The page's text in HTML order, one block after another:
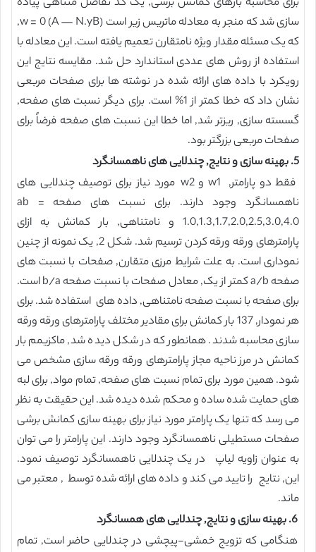
سازی شد که منجر به معادله ماتریس زیر است (A — N.yB) w = 0,
که یک مسئله مقدار ویژه نامتقارن تعمیم یافته است. این معادله با
استفاده از روش های عددی استاندارد حل شد. مقایسه نتایج این
رویکرد با داده های ارائه شده در نوشته ها برای صفحات مربعی
نشان داد که خطا کمتر از 1% است. برای دیگر نسبت های صفحه,
گسسته سازی, ریزتر شد, اما خطا این نسبت های صفحه فرضاً برای
صفحات مربعی بزرگتر بود.
5. بهینه سازی و نتایج, چندلایی های ناهمسانگرد
فقط دو پارامتر, w1 و w2 مورد نیاز برای توصیف چندلایی های
ناهمسانگرد وجود دارند. برای نسبت های صفحه ab =
1.0,1.3,1.7,2.0,2.5,3.0,4.0 و نامتناهی, بار کمانش به ازای
پارامترهای ورقه ورقه کردن ترسیم شد. شکل 2, یک نمونه از چنین
نموداری است. به علت شرایط مرزی متقارن, صفحات با نسبت های
صفحه a/b کمتر از یک, معادل صفحات با نسبت صفحه b/a است.
برای صفحه با نسبت صفحه نامتناهی, داده های استفاده شد. برای
هر نمودار, 137 بار کمانش برای مقادیر مختلف پارامترهای ورقه ورقه
سازی محاسبه شدند. همانطور که در شکل دیده شد, ماکزیمم بار
کمانش در مرز ناحیه مجاز پارامترهای ورقه ورقه سازی مشخص می
شود. همین مورد برای تمام نسبت های صفحه, تمام مواد, برای لبه
های حمایت شده ساده و محکم شده دیده شد. این حقیقت به نظر
می رسد که تنها یک پارامتر مورد نیاز برای بهینه سازی کمانش برشی
صفحات مستطیلی ناهمسانگرد وجود دارند. این پارامتر را می توان
به عنوان زاویه لیاپ در یک چندلایی ناهمسانگرد توصیف نمود.
این, نتایج را تایید می کند و داده های ارائه شده توسط , معتبر می
ماند.
هنگامی که تزویج خمشی-پیچشی در چندلایی حاضر است, تمام